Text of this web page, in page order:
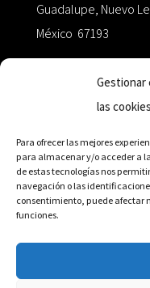
Gestionar
las cookies
Para ofrecer las mejores
para almacenar y/o acceder a
de estas tecnologías nos
navegación o las
consentimiento, puede afectar
funciones.
Guadalupe, Nuevo
México 67193
+52 811.499.5638
RED DE